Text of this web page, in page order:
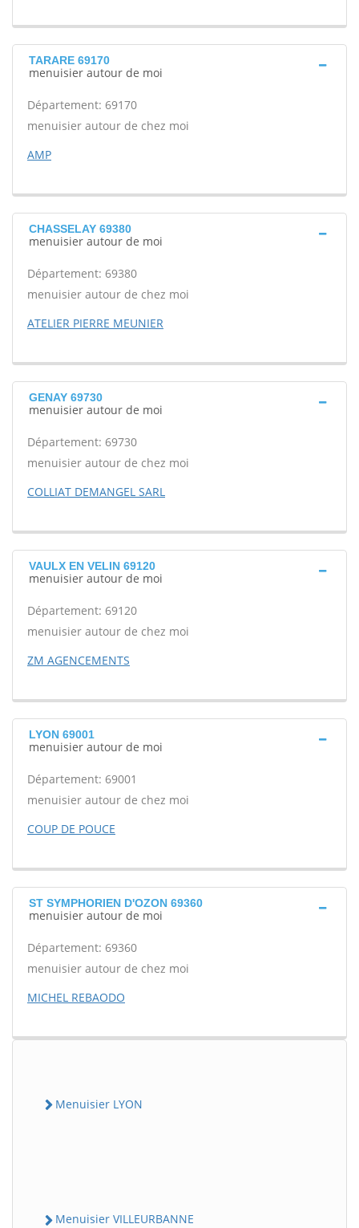
TARARE 69170
menuisier autour de moi
Département: 69170
menuisier autour de chez moi
AMP
CHASSELAY 69380
menuisier autour de moi
Département: 69380
menuisier autour de chez moi
ATELIER PIERRE MEUNIER
GENAY 69730
menuisier autour de moi
Département: 69730
menuisier autour de chez moi
COLLIAT DEMANGEL SARL
VAULX EN VELIN 69120
menuisier autour de moi
Département: 69120
menuisier autour de chez moi
ZM AGENCEMENTS
LYON 69001
menuisier autour de moi
Département: 69001
menuisier autour de chez moi
COUP DE POUCE
ST SYMPHORIEN D'OZON 69360
menuisier autour de moi
Département: 69360
menuisier autour de chez moi
MICHEL REBAODO
Menuisier LYON
Menuisier VILLEURBANNE